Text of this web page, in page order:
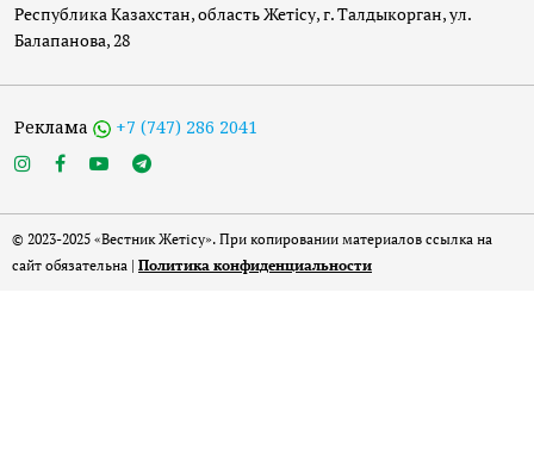
Республика Казахстан, область Жетісу, г. Талдыкорган, ул.
Балапанова, 28
Реклама +7 (747) 286 2041
© 2023-2025 «Вестник Жетісу». При копировании материалов ссылка на
сайт обязательна | Политика конфиденциальности